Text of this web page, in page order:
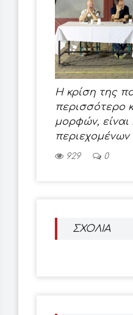
Η κρίση της
περισσότερο
μορφών, είναι
περιεχομένων
929 0
ΣΧΟΛΙΑ